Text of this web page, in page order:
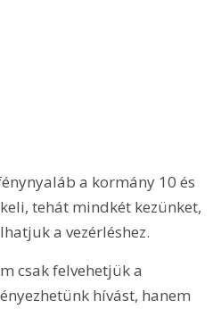
a kormány 10 és
tehát mindkét kezünket,
a vezérléshez.
csak felvehetjük a
hívást, hanem